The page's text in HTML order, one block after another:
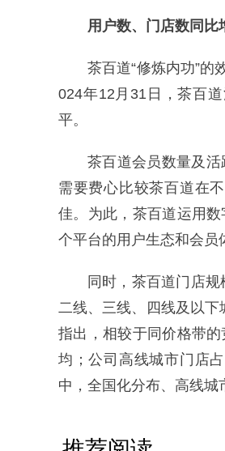
用户数、门店数同比
茶百道“修炼内功”
024年12月31日，茶百
平。
茶百道会员数量及
需要费心比较茶百道在
佳。为此，茶百道运用
个平台的用户生态和会员
同时，茶百道门店
二线、三线、四线及以
指出，相较于同价格带
均；公司高线城市门店
中，全国化分布、高线城